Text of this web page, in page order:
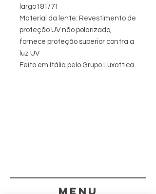
largo181/71
Material da lente: Revestimento de
proteção UV não polarizado,
fornece proteção superior contra a
luz UV
Feito em Itália pelo Grupo Luxottica